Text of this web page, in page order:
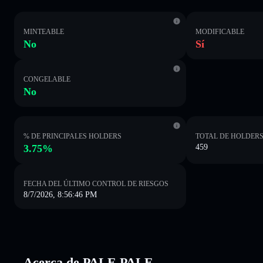
MINTEABLE
No
MODIFICABLE
Sí
CONGELABLE
No
% DE PRINCIPALES HOLDERS
3.75%
TOTAL DE
459
FECHA DEL ÚLTIMO CONTROL DE RIESGOS
8/7/2026, 8:56:46 PM